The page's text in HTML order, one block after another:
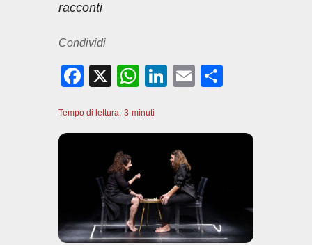
racconti
Condividi
F
c
k
X
W
at
p
p
Li
dI
n
E
Tempo di lettura: 3 minuti